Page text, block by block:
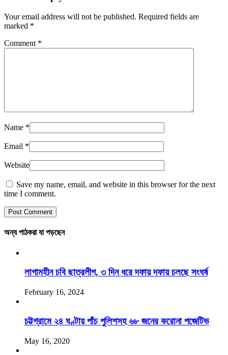
Your email address will not be published. Required fields are
marked *
Comment *
Name *
Email *
Website
Save my name, email, and website in this browser for the next
time I comment.
অন্য পাঠকরা যা পড়ছেন
লাগামহীন চবি ছাত্রলীগ, ৩ দিন ধরে দফায় দফায় চলছে সংঘর্ষ
February 16, 2024
চট্টগ্রামে ২৪ ঘণ্টায় পাঁচ পুলিশসহ ৬৮ জনের করোনা পজেটিভ
May 16, 2020